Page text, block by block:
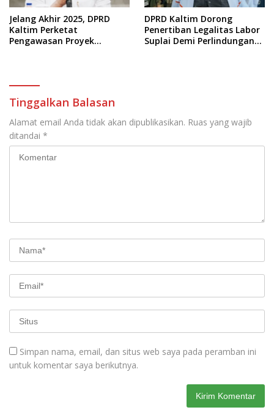
Jelang Akhir 2025, DPRD
Kaltim Perketat
Pengawasan Proyek
DPRD Kaltim Dorong
Penertiban Legalitas Labor
Suplai Demi Perlindungan
Tinggalkan Balasan
Alamat email Anda tidak akan dipublikasikan. Ruas yang wajib
ditandai *
Simpan nama, email, dan situs web saya pada peramban ini
untuk komentar saya berikutnya.